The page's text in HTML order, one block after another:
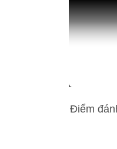
Điểm